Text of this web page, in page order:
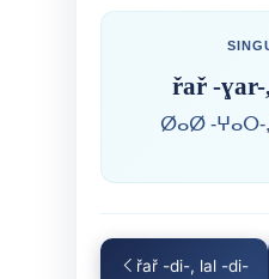
řař -
ⵁⴰⵁ -ⵖⴰⵔ-
řař -di-, lal -di-